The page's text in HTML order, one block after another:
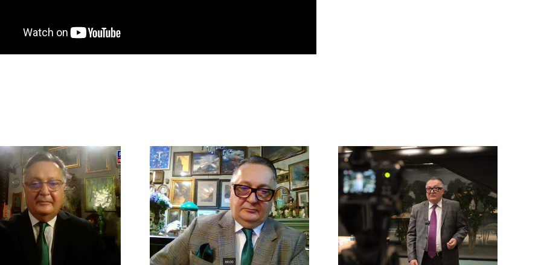
Арно
Хидирбегишвили
– интервью
телеканалу
«Беларусь 1»
Арно
Хидирбегишвили
– о последствиях
ошибок в
информационной
Арно
Хидирбегишвили:
Запад хочет
свергнуть власть
Грузии за отказ
воевать с